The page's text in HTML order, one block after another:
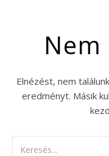
Elnézést, nem
eredményt. Másik